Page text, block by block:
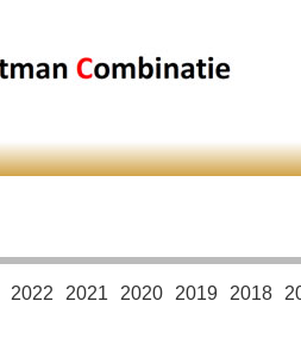
2022 2021 2020 2019 2018